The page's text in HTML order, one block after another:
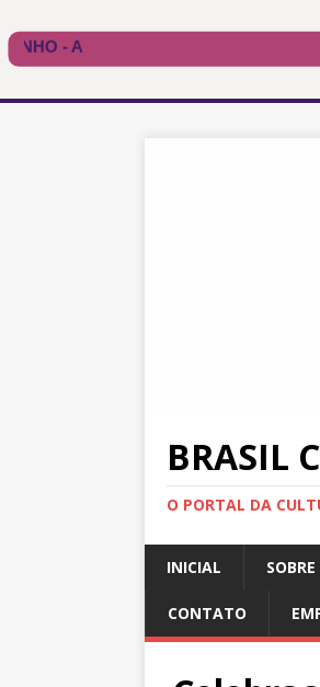
BRASIL
O PORTAL DA
INICIAL SOBRE
CONTATO